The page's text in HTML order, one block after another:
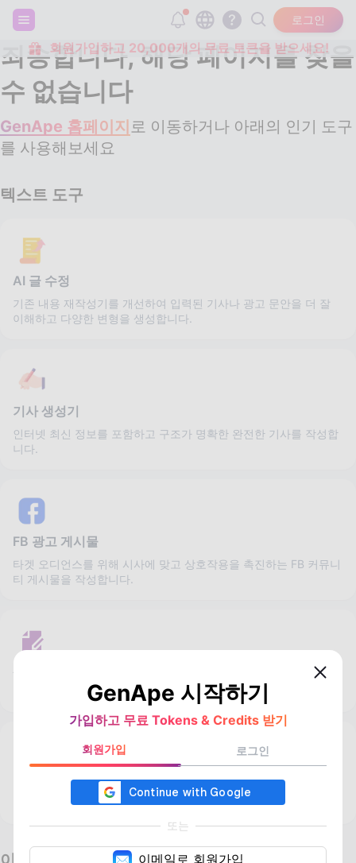
로그인
회원가입하고 20,000개의 무료 토큰을 받으세요!
죄송합니다, 해당 페이지를 찾을
수 없습니다
GenApe 홈페이지 로 이동하거나 아래의 인기 도구
를 사용해보세요
텍스트 도구
AI 글 수정
기존 내용 재작성기를 개선하여 입력된 기사나 광고 문안을 더 잘
이해하고 다양한 변형을 생성합니다.
기사 생성기
인터넷 최신 정보를 포함하고 구조가 명확한 완전한 기사를 작성합
니다.
FB 광고 게시물
타겟 오디언스를 위해 시사에 맞고 상호작용을 촉진하는 FB 커뮤니
티 게시물을 작성합니다.
AI 콘텐츠 작업 공간
텍스트 생성, 편집 및 재작성
맞춤 AI 비서
전용 도우미가 되기 위한 맞춤 훈련
GenApe 시작하기
가입하고 무료 Tokens & Credits 받기
회원가입 로그인
또는
이메일로 회원가입